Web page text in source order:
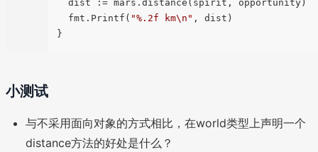
  fmt.Printf(
"%.2f km\n" , dist)
小测试
与不采用面向对象的方式相比，在world类型上声明一个
distance方法的好处是什么？